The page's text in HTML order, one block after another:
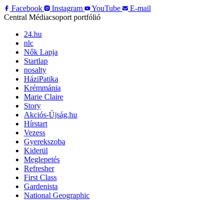
Facebook
Instagram YouTube
E-mail
Central Médiacsoport portfólió
24.hu
nlc
Nők Lapja
Startlap
nosalty
HáziPatika
Krémmánia
Marie Claire
Story
Akciós-Újság.hu
Hírstart
Vezess
Gyerekszoba
Kiderül
Meglepetés
Refresher
First Class
Gardenista
National Geographic